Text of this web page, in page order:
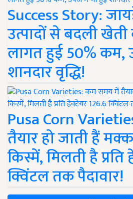
Success Story:
उत्पादों से बदली खेती
लागत हुई 50% कम,
शानदार वृद्धि!
Pusa Corn
तैयार हो जाती हैं
किस्में, मिलती है
क्विंटल तक पैदावार!